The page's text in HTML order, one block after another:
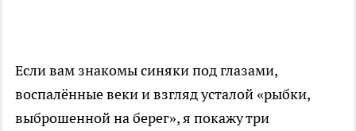
Если вам знакомы синяки под глазами,
воспалённые веки и взгляд усталой «рыбки,
выброшенной на берег», я покажу три